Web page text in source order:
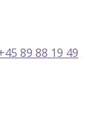
89 88 19 49